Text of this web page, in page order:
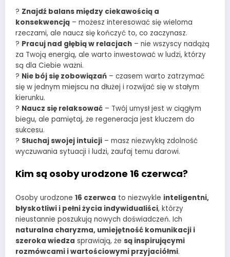
? Znajdź balans między ciekawością a
konsekwencją – możesz interesować się wieloma
rzeczami, ale naucz się kończyć to, co zaczynasz.
? Pracuj nad głębią w relacjach – nie wszyscy nadążą
za Twoją energią, ale warto inwestować w ludzi, którzy
są dla Ciebie ważni.
? Nie bój się zobowiązań – czasem warto zatrzymać
się w jednym miejscu na dłużej i rozwijać się w stałym
kierunku.
? Naucz się relaksować – Twój umysł jest w ciągłym
biegu, ale pamiętaj, że regeneracja jest kluczem do
sukcesu.
? Słuchaj swojej intuicji – masz niezwykłą zdolność
wyczuwania sytuacji i ludzi, zaufaj temu darowi.
Kim są osoby urodzone 16 czerwca?
Osoby urodzone 16 czerwca to niezwykle inteligentni,
błyskotliwi i pełni życia indywidualiści, którzy
nieustannie poszukują nowych doświadczeń. Ich
naturalna charyzma, umiejętność komunikacji i
szeroka wiedza sprawiają, że są inspirującymi
rozmówcami i wartościowymi przyjaciółmi.